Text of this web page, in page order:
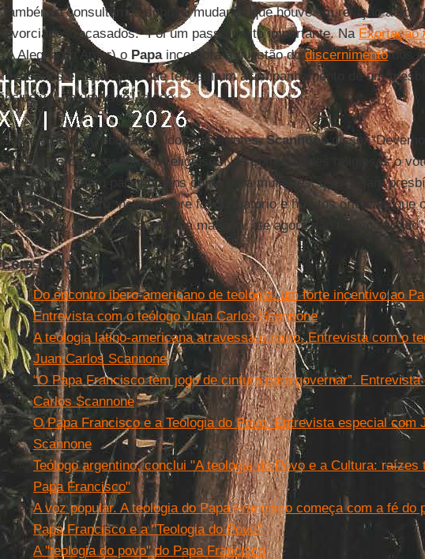
Também o consultamos sobre a mudança que houve em relação à
divorciados recasados: “Foi um passo muito importante. NaExortação
(A Alegria do Amor) o Papaincorpora a questão dodiscernimentodos
recasados e impulsiona que tenham um acompanhamento de um
inclusive, de um leigo”, disse.
Sobre o celibato obrigatório dos sacerdotes,Scannonedisse:
entre o clero diocesano e o religioso. Nas comunidades religiosas o
é essencial, tanto para homens como para mulheres, quer sejam
ou irmãs. No clero, nem sempre foi obrigatório e há ritos orientais que
sacerdotes casados. Da mesma maneira, até agora não foi
Leia mais
Do encontro ibero-americano de teologia, um forte incentivo ao
Entrevista com o teólogo Juan Carlos Scannone
A teologia latino-americana atravessa o muro. Entrevista com o
Juan Carlos Scannone
“O Papa Francisco tem jogo de cintura para governar”. Entrevista
Carlos Scannone
O Papa Francisco e a Teologia do Povo. Entrevista especial com
Scannone
Teólogo argentino, conclui "A teologia do Povo e a Cultura: raízes
Papa Francisco"
A voz popular. A teologia do Papa Francisco começa com a fé do
Papa Francisco e a ''Teologia do Povo''
A ''teologia do povo'' do Papa Francisco